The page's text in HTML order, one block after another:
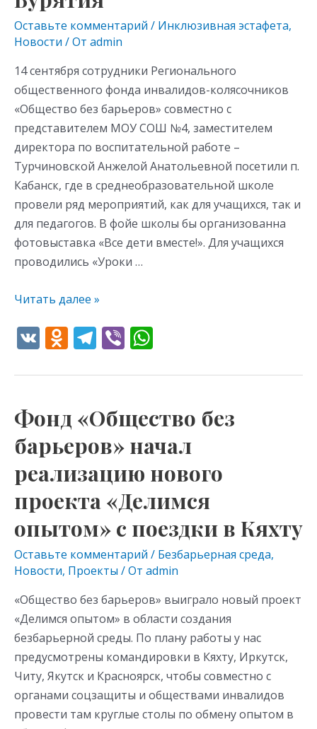
Оставьте комментарий / Инклюзивная эстафета,
Новости / От admin
14 сентября сотрудники Регионального
общественного фонда инвалидов-колясочников
«Общество без барьеров» совместно с
представителем МОУ СОШ №4, заместителем
директора по воспитательной работе –
Турчиновской Анжелой Анатольевной посетили п.
Кабанск, где в среднеобразовательной школе
провели ряд мероприятий, как для учащихся, так и
для педагогов. В фойе школы бы организованна
фотовыставка «Все дети вместе!». Для учащихся
проводились «Уроки …
Читать далее »
V O
n
kl
as
s
ni
ki
T
e
gr
a
m
Vi
er at
A
p
p
Фонд «Общество без
барьеров» начал
реализацию нового
проекта «Делимся
опытом» с поездки в Кяхту
Оставьте комментарий / Безбарьерная среда,
Новости, Проекты / От admin
«Общество без барьеров» выиграло новый проект
«Делимся опытом» в области создания
безбарьерной среды. По плану работы у нас
предусмотрены командировки в Кяхту, Иркутск,
Читу, Якутск и Красноярск, чтобы совместно с
органами соцзащиты и обществами инвалидов
провести там круглые столы по обмену опытом в
Фонд
«Общество
без
барьеров»
начал
реализацию
нового
«Делимся
с
поездки
в
Кяхту